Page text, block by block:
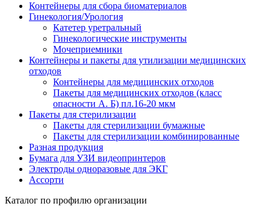
Контейнеры для сбора биоматериалов
Гинекология/Урология
Катетер уретральный
Гинекологические инструменты
Мочеприемники
Контейнеры и пакеты для утилизации медицинских
отходов
Контейнеры для медицинских отходов
Пакеты для медицинских отходов (класс
опасности А. Б) пл.16-20 мкм
Пакеты для стерилизации
Пакеты для стерилизации бумажные
Пакеты для стерилизации комбинированные
Разная продукция
Бумага для УЗИ видеопринтеров
Электроды одноразовые для ЭКГ
Ассорти
Каталог по профилю организации